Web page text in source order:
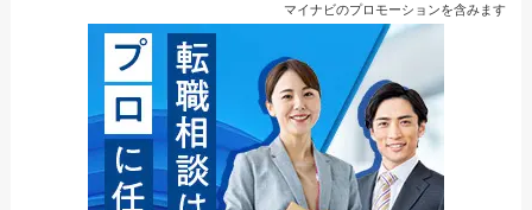
マイナビのプロモーションを含みます